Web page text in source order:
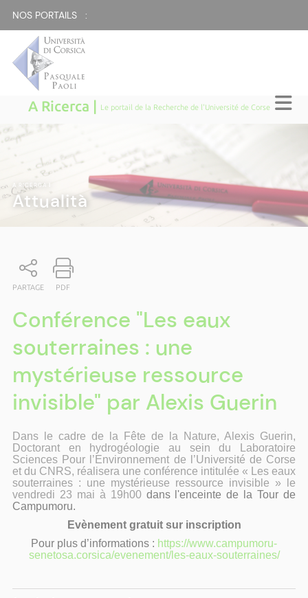
NOS PORTAILS :
A Ricerca | Le portail de la Recherche de l'Université de Corse
A RICERCA
Attualità
PARTAGE PDF
Conférence "Les eaux
souterraines : une
mystérieuse ressource
invisible" par Alexis Guerin
Dans le cadre de la Fête de la Nature, Alexis Guerin,
Doctorant en hydrogéologie au sein du Laboratoire
Sciences Pour l’Environnement de l’Université de Corse
et du CNRS, réalisera une conférence intitulée « Les eaux
souterraines : une mystérieuse ressource invisible » le
vendredi 23 mai à 19h00 dans l'enceinte de la Tour de
Campumoru.
Evènement gratuit sur inscription
Pour plus d’informations : https://www.campumoru-
senetosa.corsica/evenement/les-eaux-souterraines/